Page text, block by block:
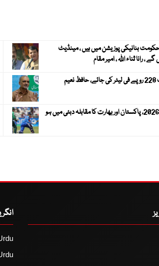
بنانیکی پوزیشن میں ہیں ، مینڈیٹ
، رانا ثناء اللہ ، امیر مقام
پیٹرول کی قیمت 228 روپے فی لیٹر کی جائے، حافظ نعیم
ویمنز ایشیا کپ 2026، پاکستان اور بھارت کا مقابلہ دبئی میں ہو